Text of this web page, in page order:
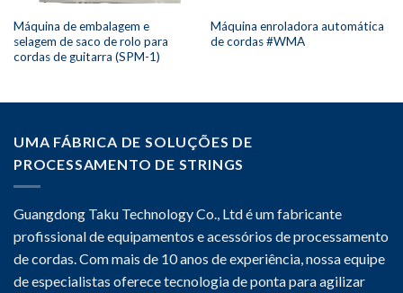
Máquina de embalagem e
selagem de saco de rolo para
cordas de guitarra (SPM-1)
Máquina enroladora automática
de cordas #WMA
UMA FÁBRICA DE SOLUÇÕES DE
PROCESSAMENTO DE STRINGS
Guangdong Taku Technology Co., Ltd é um fabricante
profissional de equipamentos e acessórios de processamento
de cordas. Com mais de 10 anos de experiência, nossa equipe
de especialistas oferece tecnologia de ponta para agilizar